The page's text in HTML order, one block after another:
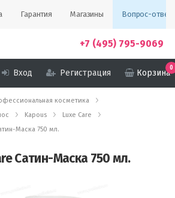
Гарантия Магазины Вопрос-ответ
+7 (495) 795-9069
Вход Регистрация Корзина
0
косметика
Kapous
Luxe Care
Маска 750 мл.
Сатин-Маска 750 мл.